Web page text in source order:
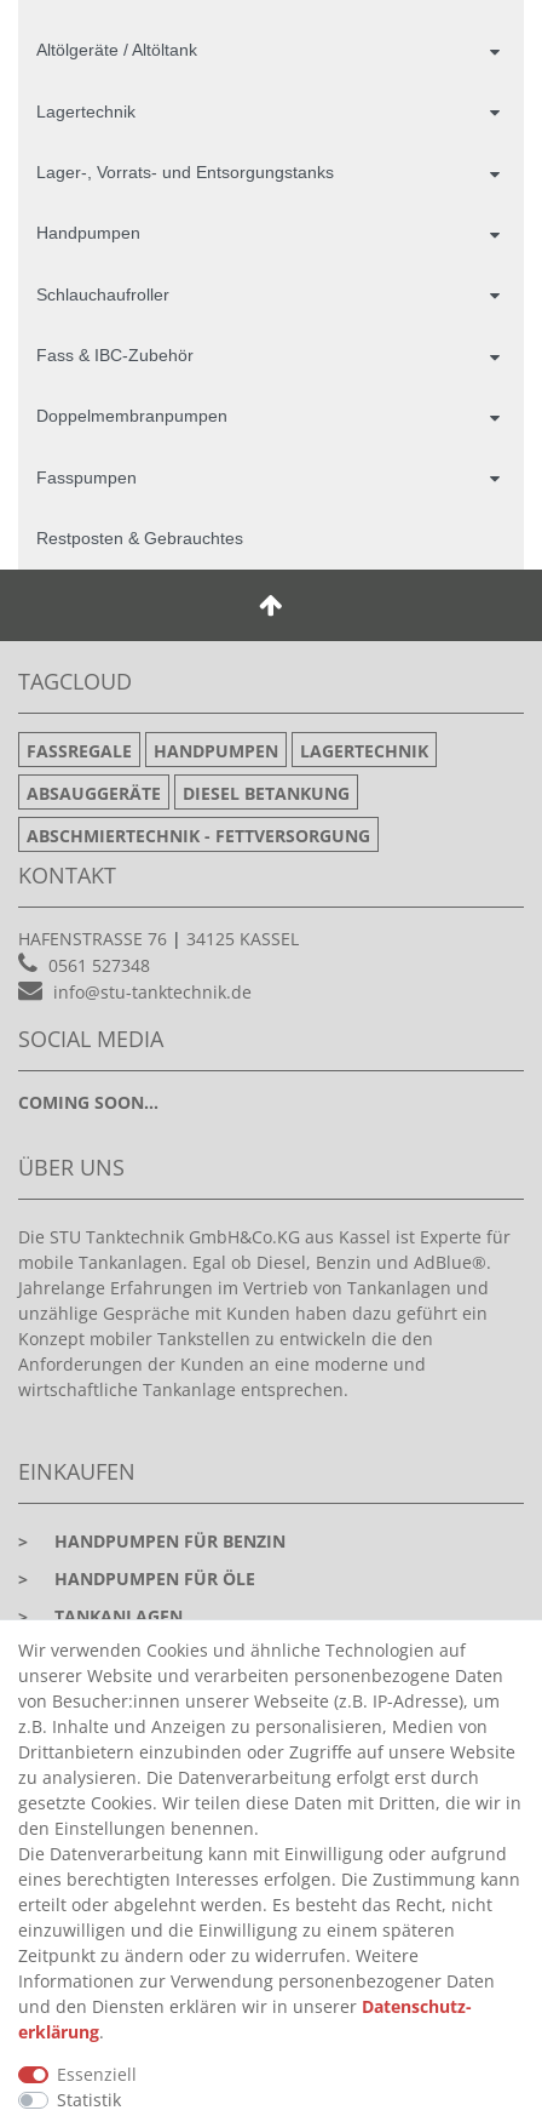
Altölgeräte / Altöltank
Lagertechnik
Lager-, Vorrats- und Entsorgungstanks
Handpumpen
Schlauchaufroller
Fass & IBC-Zubehör
Doppelmembranpumpen
Fasspumpen
Restposten & Gebrauchtes
TAGCLOUD
FASSREGALE HANDPUMPEN
LAGERTECHNIK
ABSAUGGERÄTE
DIESEL BETANKUNG
ABSCHMIERTECHNIK - FETTVERSORGUNG
KONTAKT
HAFENSTRASSE 76 | 34125 KASSEL
0561 527348
info@stu-tanktechnik.de
SOCIAL MEDIA
COMING SOON...
ÜBER UNS
Die STU Tanktechnik GmbH&Co.KG aus Kassel ist Experte für
mobile Tankanlagen. Egal ob Diesel, Benzin und AdBlue®.
Jahrelange Erfahrungen im Vertrieb von Tankanlagen und
unzählige Gespräche mit Kunden haben dazu geführt ein
Konzept mobiler Tankstellen zu entwickeln die den
Anforderungen der Kunden an eine moderne und
wirtschaftliche Tankanlage entsprechen.
EINKAUFEN
>
HANDPUMPEN FÜR BENZIN
>
HANDPUMPEN FÜR ÖLE
>
TANKANLAGEN
>
ADBLUE® BETANKUNG
INFORMATIONEN
>
FAQ
>
VERTRAG WIDERRUFEN
>
WIDERRUFSRECHT
>
WIDERRUFSFORMULAR
>
IMPRESSUM
>
DATENSCHUTZERKLÄRUNG
>
AGB
>
KONTAKT
Wir verwenden Cookies und ähnliche Technologien auf
unserer Website und verarbeiten personenbezogene Daten
von Besucher:innen unserer Webseite (z.B. IP-Adresse), um
z.B. Inhalte und Anzeigen zu personalisieren, Medien von
Drittanbietern einzubinden oder Zugriffe auf unsere Website
zu analysieren. Die Datenverarbeitung erfolgt erst durch
gesetzte Cookies. Wir teilen diese Daten mit Dritten, die wir in
den Einstellungen benennen.
Die Datenverarbeitung kann mit Einwilligung oder aufgrund
eines berechtigten Interesses erfolgen. Die Zustimmung kann
erteilt oder abgelehnt werden. Es besteht das Recht, nicht
einzuwilligen und die Einwilligung zu einem späteren
Zeitpunkt zu ändern oder zu widerrufen. Weitere
Informationen zur Verwendung personenbezogener Daten
und den Diensten erklären wir in unserer Daten­schutz­
erklärung.
Essenziell
Statistik